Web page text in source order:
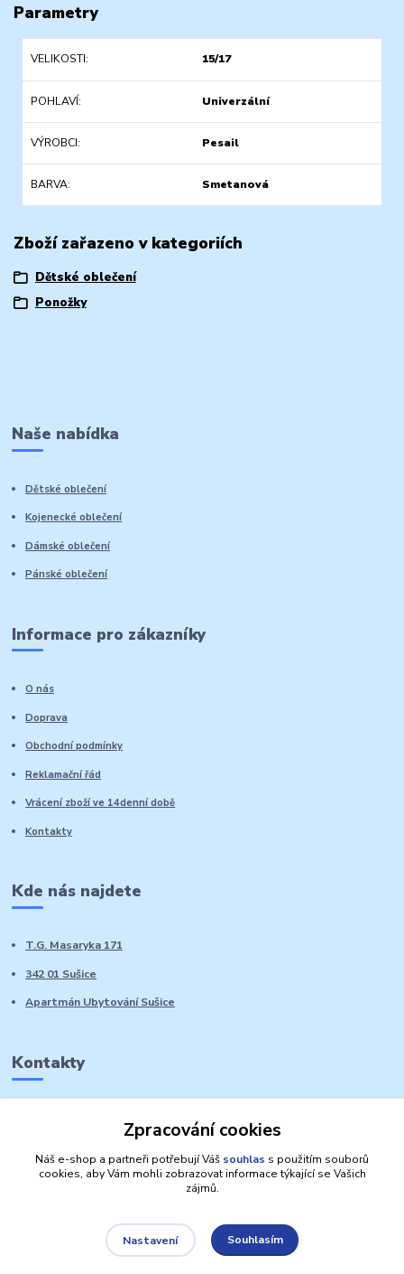
Parametry
VELIKOSTI 15/17
POHLAVÍ Univerzální
VÝROBCI Pesail
BARVA Smetanová
Zboží zařazeno v kategoriích
Dětské oblečení
Ponožky
Naše nabídka
Dětské oblečení
Kojenecké oblečení
Dámské oblečení
Pánské oblečení
Informace pro zákazníky
O nás
Doprava
Obchodní podmínky
Reklamační řád
Vrácení zboží ve 14denní době
Kontakty
Kde nás najdete
T.G. Masaryka 171
342 01 Sušice
Apartmán Ubytování Sušice
Kontakty
Zpracování cookies
Náš e-shop a partneři potřebují Váš souhlas s použitím souborů
cookies, aby Vám mohli zobrazovat informace týkající se Vašich
zájmů.
Nastavení Souhlasím